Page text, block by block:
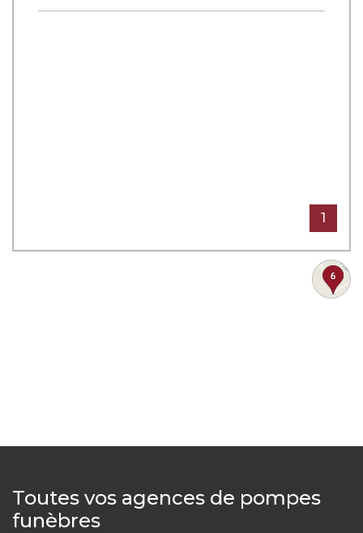
1
Toutes vos agences de pompes
funèbres